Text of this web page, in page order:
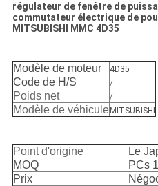
régulateur de fenêtre de
commutateur électrique de
MITSUBISHI MMC 4D35
Modèle de moteur 4D35
Code de H/S /
Poids net
/
Modèle de véhicule MITSUBISHI
Point d'origine
Le
MOQ
PCs 1
Prix